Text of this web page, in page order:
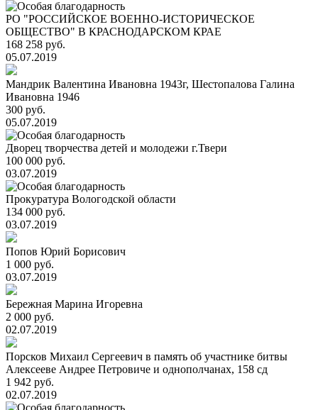
РО "РОССИЙСКОЕ ВОЕННО-ИСТОРИЧЕСКОЕ
ОБЩЕСТВО" В КРАСНОДАРСКОМ КРАЕ
168 258 руб.
05.07.2019
Мандрик Валентина Ивановна 1943г, Шестопалова Галина
Ивановна 1946
300 руб.
05.07.2019
Дворец творчества детей и молодежи г.Твери
100 000 руб.
03.07.2019
Прокуратура Вологодской области
134 000 руб.
03.07.2019
Попов Юрий Борисович
1 000 руб.
03.07.2019
Бережная Марина Игоревна
2 000 руб.
02.07.2019
Порсков Михаил Сергеевич в память об участнике битвы
Алексееве Андрее Петровиче и однополчанах, 158 сд
1 942 руб.
02.07.2019